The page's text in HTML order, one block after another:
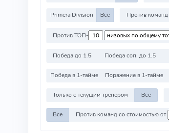
Primera Division Все
Против ТОП-
Победа до 1.5 Победа соп. до 1.5
Победа в 1-тайме Поражение в 1-тайме
Только с текущим тренером Все
Все Против команд со стоимостью от